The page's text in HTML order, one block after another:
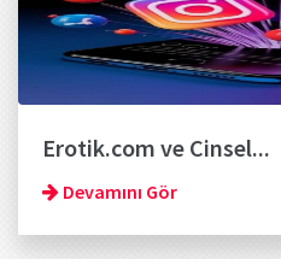
Erotik.com ve Cinsel...
Devamını Gör